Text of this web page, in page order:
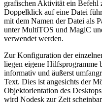
grafischen Aktivität ein Befehl
Doppelklick auf eine Datei
mit dem Namen der Datei als
unter MultiTOS und MagiC
verwendet werden.
Zur Konfiguration der
liegen eigene Hilfsprogramme
informativ und äußerst
Text. Dies ist angesichts der
Objektorientation des
wird Nodesk zur Zeit